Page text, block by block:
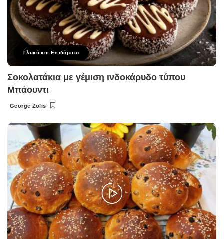
Γλυκό και Επιδόρπιο
Σοκολατάκια με γέμιση ινδοκάρυδο τύπου
Μπάουντι
Posted
George Zolis